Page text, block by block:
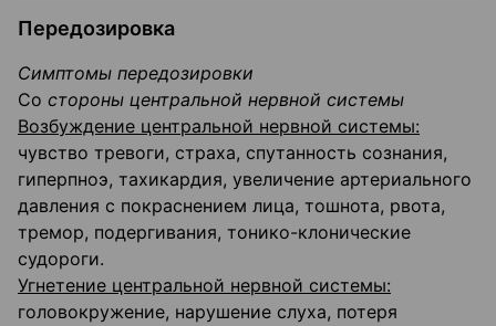
Передозировка
Симптомы передозировки
Со стороны центральной нервной системы
Возбуждение центральной нервной системы:
чувство тревоги, страха, спутанность сознания,
гиперпноэ, тахикардия, увеличение артериального
давления с покраснением лица, тошнота, рвота,
тремор, подергивания, тонико-клонические
судороги.
Угнетение центральной нервной системы:
головокружение, нарушение слуха, потеря